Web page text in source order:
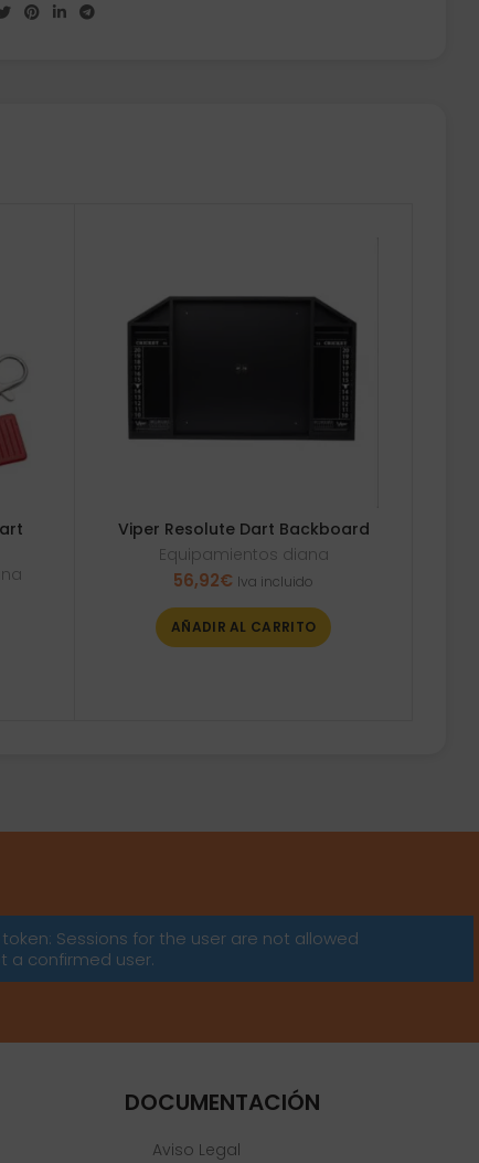
Viper Resolute Dart Backboard
Equipamientos diana
56,92€ Iva incluido
AÑADIR AL CARRITO
Sessions for the user are not allowed
a confirmed user.
DOCUMENTACIÓN
Aviso Legal